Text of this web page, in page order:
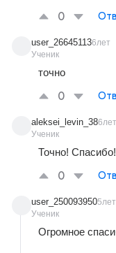
0
user_26645113
Ученик
6лет
точно
0
aleksei_levin_38
Ученик
6лет
Точно! Спасибо!
0
user_250093950
Ученик
5лет
Огромное